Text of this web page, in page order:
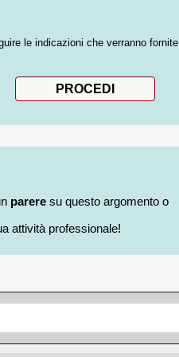
le indicazioni che verranno fornite
pareresu questo argomento o
attività professionale!